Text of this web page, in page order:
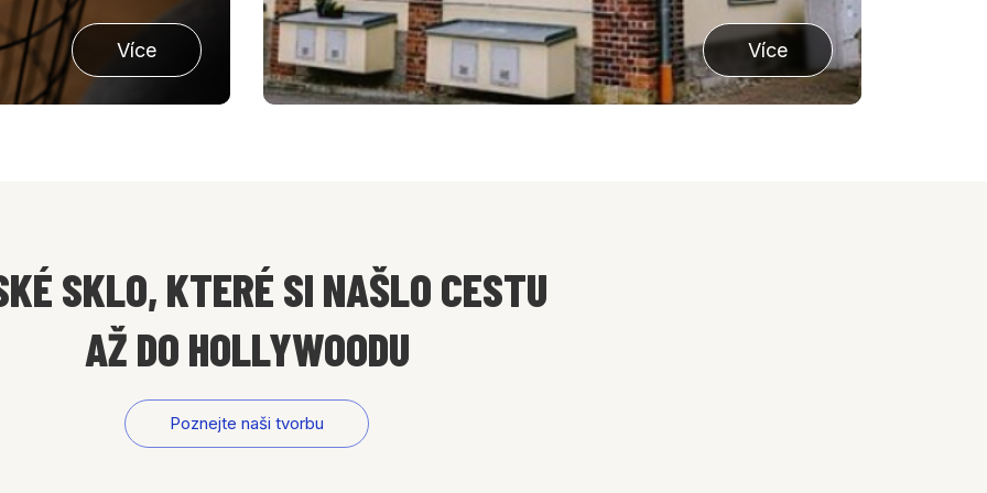
Více Více
SKLO, KTERÉ SI NAŠLO CESTU
AŽ DO HOLLYWOODU
Poznejte naši tvorbu